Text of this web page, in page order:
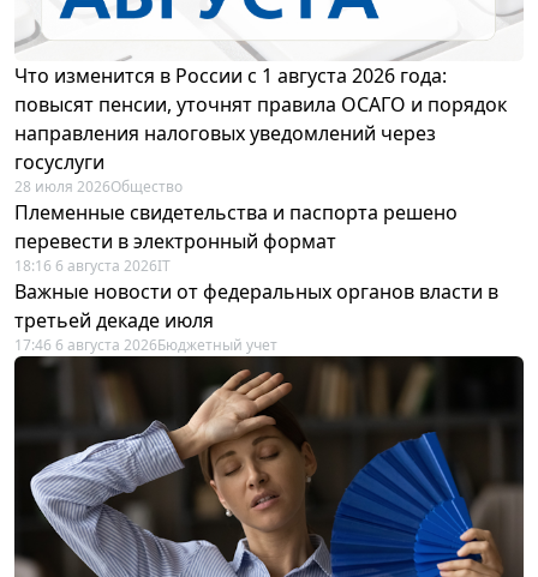
Что изменится в России с 1 августа 2026 года:
повысят пенсии, уточнят правила ОСАГО и порядок
направления налоговых уведомлений через
госуслуги
28 июля 2026Общество
Племенные свидетельства и паспорта решено
перевести в электронный формат
18:16 6 августа 2026IT
Важные новости от федеральных органов власти в
третьей декаде июля
17:46 6 августа 2026Бюджетный учет